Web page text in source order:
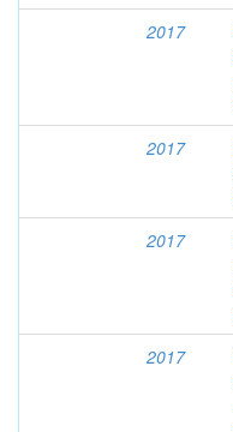
2017
2017
2017
2017